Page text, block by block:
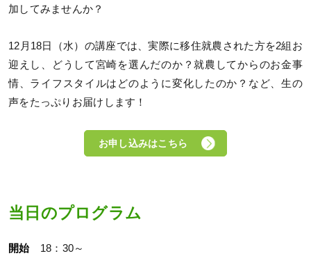
加してみませんか？
12月18日（水）の講座では、実際に移住就農された方を2組お
迎えし、どうして宮崎を選んだのか？就農してからのお金事
情、ライフスタイルはどのように変化したのか？など、生の
声をたっぷりお届けします！
お申し込みはこちら
当日のプログラム
開始 18：30～